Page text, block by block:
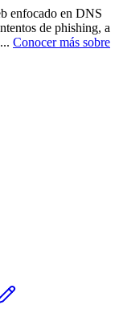
enfocado en DNS
de phishing, a
... Conocer más sobre